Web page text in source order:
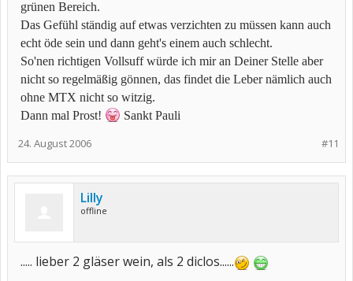
grünen Bereich.
Das Gefühl ständig auf etwas verzichten zu müssen kann auch
echt öde sein und dann geht's einem auch schlecht.
So'nen richtigen Vollsuff würde ich mir an Deiner Stelle aber
nicht so regelmäßig gönnen, das findet die Leber nämlich auch
ohne MTX nicht so witzig.
Dann mal Prost!
Sankt Pauli
#11
24. August 2006
Lilly
offline
..... lieber 2 gläser wein, als 2 diclos......